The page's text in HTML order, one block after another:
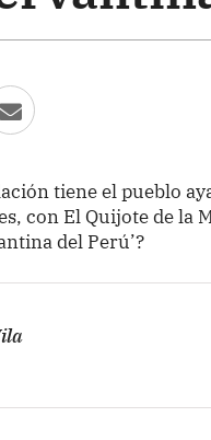
tiene el pueblo
con El Quijote de la
del Perú’?